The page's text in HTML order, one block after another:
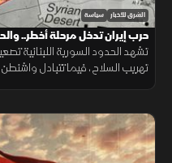
الشرق للأخبار سياسة
حرب إيران تدخل مرحلة أخطر..
اشتباك جديدة
تشهد الحدود السورية اللبنانية
تهريب السلاح، فيما تتبادل